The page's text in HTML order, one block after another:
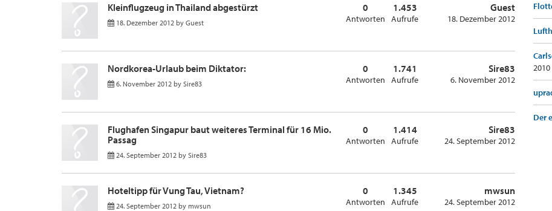
Kleinflugzeug in Thailand abgestürzt
18. Dezember 2012 by Guest
0
Antworten
1.453
Aufrufe
Guest
18. Dezember 2012
Nordkorea-Urlaub beim Diktator:
6. November 2012 by Sire83
0
Antworten
1.741
Aufrufe
Sire83
6. November 2012
Flughafen Singapur baut weiteres Terminal für 16 Mio.
Passag
24. September 2012 by Sire83
0
Antworten
1.414
Aufrufe
Sire83
24. September 2012
Hoteltipp für Vung Tau, Vietnam?
24. September 2012 by mwsun
0
Antworten
1.345
Aufrufe
mwsun
24. September 2012
2010
Der